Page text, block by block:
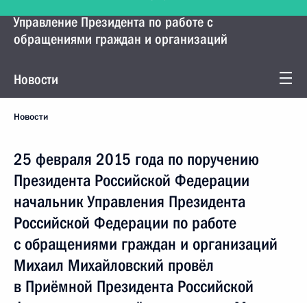
Управление Президента по работе с
обращениями граждан и организаций
Новости
Новости
25 февраля 2015 года по поручению
Президента Российской Федерации
начальник Управления Президента
Российской Федерации по работе
с обращениями граждан и организаций
Михаил Михайловский провёл
в Приёмной Президента Российской